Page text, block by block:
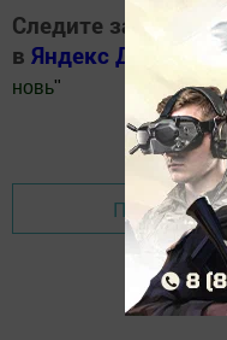
Следите за
в Яндекс Дзен
новь"
Добавить
Перейти на